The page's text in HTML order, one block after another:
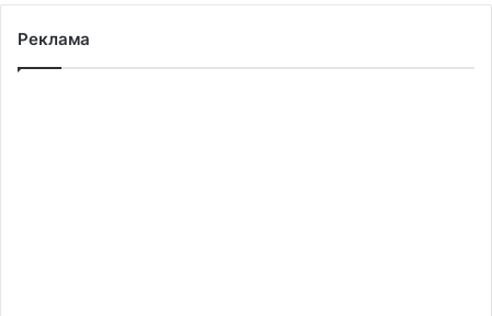
Черги на кордоні з Польщею на
Львівщині: де зараз найбільше авто
Реклама